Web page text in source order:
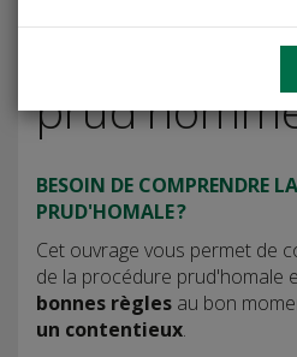
BESOIN DE COMPRENDRE
PRUD'HOMALE ?
Cet ouvrage vous permet de
de la procédure prud'homale
bonnes règles au bon
un contentieux.